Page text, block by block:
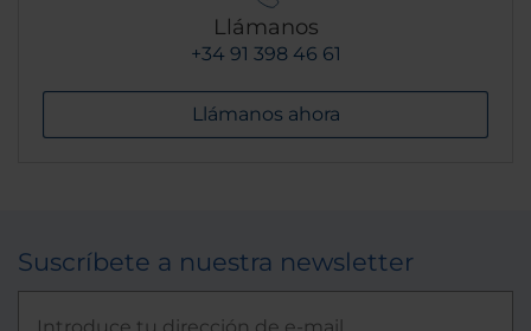
Llámanos
+34 91 398 46 61
Llámanos ahora
Suscríbete a nuestra newsletter